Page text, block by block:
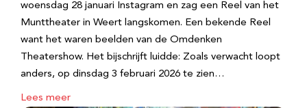
woensdag 28 januari Instagram en zag een Reel van het
Munttheater in Weert langskomen. Een bekende Reel
want het waren beelden van de Omdenken
Theatershow. Het bijschrijft luidde: Zoals verwacht loopt
anders, op dinsdag 3 februari 2026 te zien…
Lees meer